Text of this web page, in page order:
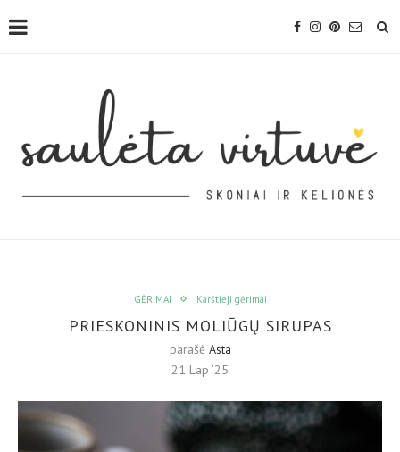
GĖRIMAI Karštieji gėrimai
PRIESKONINIS MOLIŪGŲ SIRUPAS
parašė Asta
21 Lap ’25